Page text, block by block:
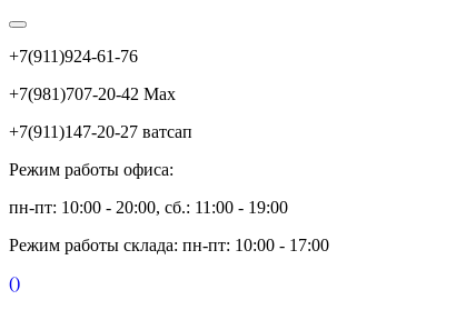
+7(911)924-61-76
+7(981)707-20-42 Max
+7(911)147-20-27 ватсап
Режим работы офиса:
пн-пт: 10:00 - 20:00, сб.: 11:00 - 19:00
Режим работы склада: пн-пт: 10:00 - 17:00
()